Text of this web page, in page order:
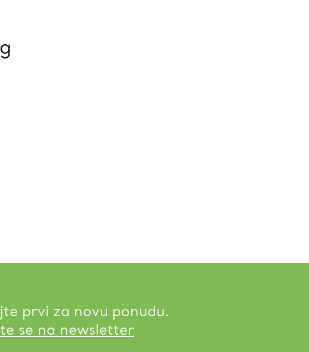
prvi za novu ponudu.
se na newsletter